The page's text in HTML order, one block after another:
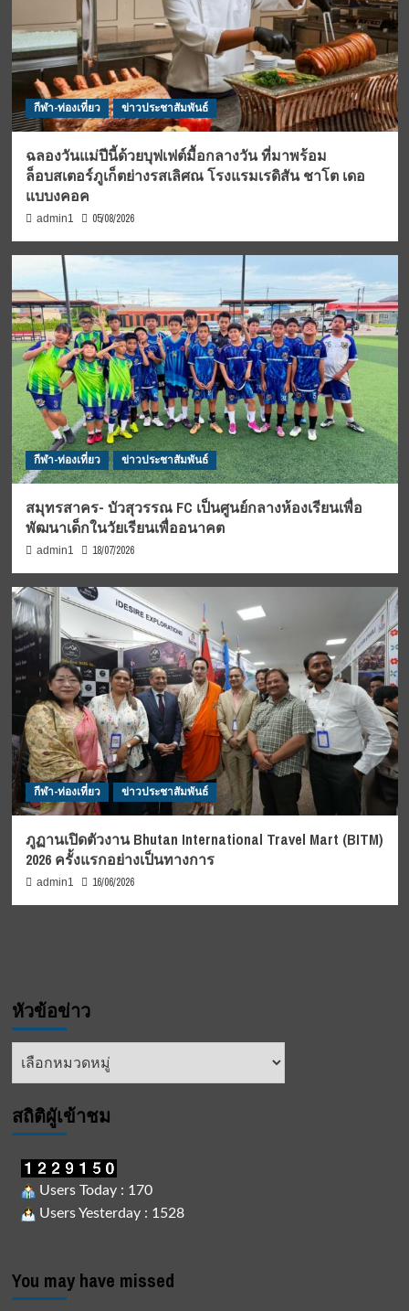
กีฬา-ท่องเที่ยว ข่าวประชาสัมพันธ์
ฉลองวันแม่ปีนี้ด้วยบุฟเฟต์มื้อกลางวัน ที่มาพร้อม
ล็อบสเตอร์ภูเก็ตย่างรสเลิศณ โรงแรมเรดิสัน ชาโต เดอ
แบบงคอค
admin1 05/08/2026
กีฬา-ท่องเที่ยว ข่าวประชาสัมพันธ์
สมุทรสาคร- บัวสุวรรณ FC เป็นศูนย์กลางห้องเรียนเพื่อ
พัฒนาเด็กในวัยเรียนเพื่ออนาคต
admin1 18/07/2026
กีฬา-ท่องเที่ยว ข่าวประชาสัมพันธ์
ภูฏานเปิดตัวงาน Bhutan International Travel Mart (BITM)
2026 ครั้งแรกอย่างเป็นทางการ
admin1 16/06/2026
หัวข้อข่าว
หัวข้อ
สถิติผูัเข้าชม
Users Today : 170
Users Yesterday : 1528
You may have missed